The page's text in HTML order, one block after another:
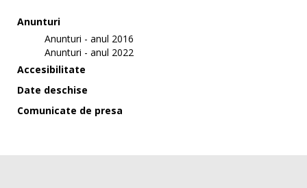
Anunturi
Anunturi - anul 2016
Anunturi - anul 2022
Accesibilitate
Date deschise
Comunicate de presa